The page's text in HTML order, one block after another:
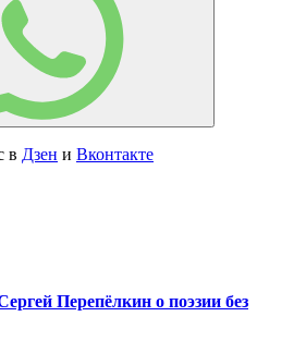
в Дзен и Вконтакте
Перепёлкин о поэзии без